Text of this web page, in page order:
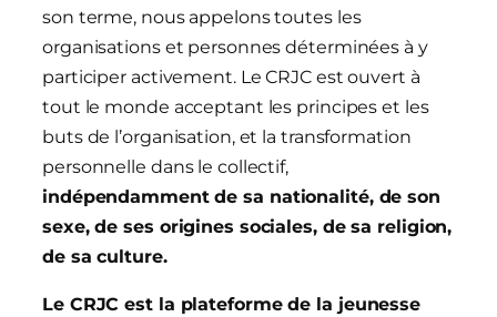
son terme, nous appelons toutes les
organisations et personnes déterminées à y
participer activement. Le CRJC est ouvert à
tout le monde acceptant les principes et les
buts de l’organisation, et la transformation
personnelle dans le collectif,
indépendamment de sa nationalité, de son
sexe, de ses origines sociales, de sa religion,
de sa culture.
Le CRJC est la plateformede la jeunesse